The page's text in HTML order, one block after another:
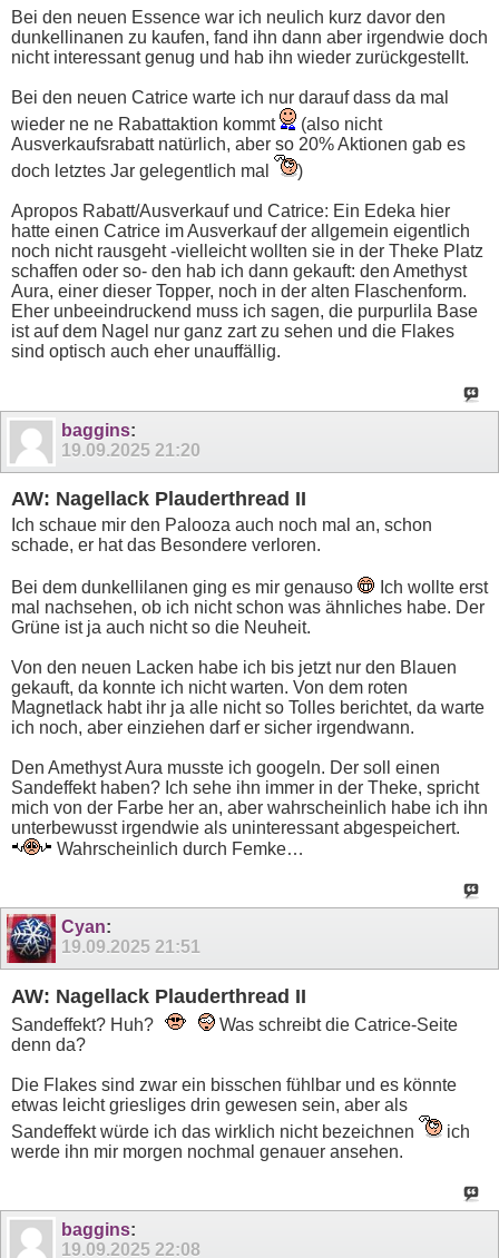
Bei den neuen Essence war ich neulich kurz davor den
dunkellinanen zu kaufen, fand ihn dann aber irgendwie doch
nicht interessant genug und hab ihn wieder zurückgestellt.
Bei den neuen Catrice warte ich nur darauf dass da mal
wieder ne ne Rabattaktion kommt
(also nicht
Ausverkaufsrabatt natürlich, aber so 20% Aktionen gab es
doch letztes Jar gelegentlich mal
)
Apropos Rabatt/Ausverkauf und Catrice: Ein Edeka hier
hatte einen Catrice im Ausverkauf der allgemein eigentlich
noch nicht rausgeht -vielleicht wollten sie in der Theke Platz
schaffen oder so- den hab ich dann gekauft: den Amethyst
Aura, einer dieser Topper, noch in der alten Flaschenform.
Eher unbeeindruckend muss ich sagen, die purpurlila Base
ist auf dem Nagel nur ganz zart zu sehen und die Flakes
sind optisch auch eher unauffällig.
baggins:
19.09.2025 21:20
AW: Nagellack Plauderthread II
Ich schaue mir den Palooza auch noch mal an, schon
schade, er hat das Besondere verloren.
Bei dem dunkellilanen ging es mir genauso
Ich wollte erst
mal nachsehen, ob ich nicht schon was ähnliches habe. Der
Grüne ist ja auch nicht so die Neuheit.
Von den neuen Lacken habe ich bis jetzt nur den Blauen
gekauft, da konnte ich nicht warten. Von dem roten
Magnetlack habt ihr ja alle nicht so Tolles berichtet, da warte
ich noch, aber einziehen darf er sicher irgendwann.
Den Amethyst Aura musste ich googeln. Der soll einen
Sandeffekt haben? Ich sehe ihn immer in der Theke, spricht
mich von der Farbe her an, aber wahrscheinlich habe ich ihn
unterbewusst irgendwie als uninteressant abgespeichert.
Wahrscheinlich durch Femke…
Cyan:
19.09.2025 21:51
AW: Nagellack Plauderthread II
Sandeffekt? Huh?
Was schreibt die Catrice-Seite
denn da?
Die Flakes sind zwar ein bisschen fühlbar und es könnte
etwas leicht griesliges drin gewesen sein, aber als
Sandeffekt würde ich das wirklich nicht bezeichnen
ich
werde ihn mir morgen nochmal genauer ansehen.
baggins:
19.09.2025 22:08